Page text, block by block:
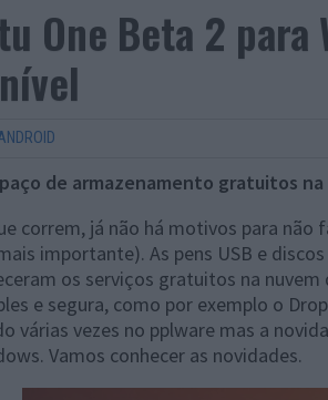
One Beta 2 para
de armazenamento gratuitos na
correm, já não há motivos para
importante). As pens USB e
os serviços gratuitos na
e segura, como por exemplo o
várias vezes no pplware mas a
Vamos conhecer as novidades.